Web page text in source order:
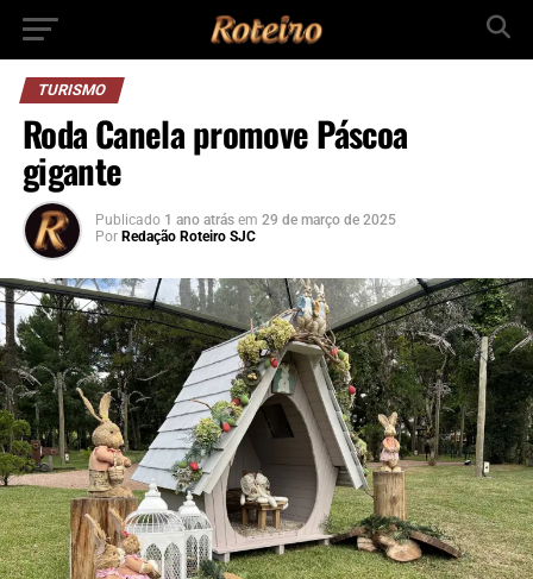
TURISMO
Roda Canela promove Páscoa
gigante
Publicado 1 ano atrás em 29 de março de 2025
Por Redação Roteiro SJC